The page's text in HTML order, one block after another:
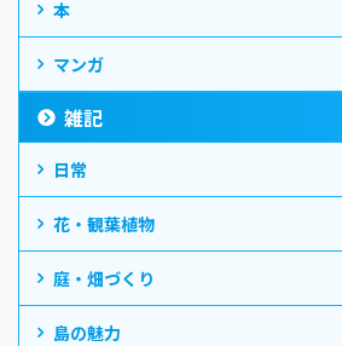
本
マンガ
雑記
日常
花・観葉植物
庭・畑づくり
島の魅力